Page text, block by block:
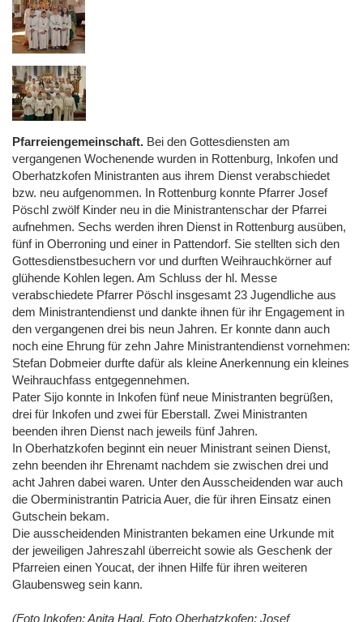
Pfarreiengemeinschaft. Bei den Gottesdiensten am
vergangenen Wochenende wurden in Rottenburg, Inkofen und
Oberhatzkofen Ministranten aus ihrem Dienst verabschiedet
bzw. neu aufgenommen. In Rottenburg konnte Pfarrer Josef
Pöschl zwölf Kinder neu in die Ministrantenschar der Pfarrei
aufnehmen. Sechs werden ihren Dienst in Rottenburg ausüben,
fünf in Oberroning und einer in Pattendorf. Sie stellten sich den
Gottesdienstbesuchern vor und durften Weihrauchkörner auf
glühende Kohlen legen. Am Schluss der hl. Messe
verabschiedete Pfarrer Pöschl insgesamt 23 Jugendliche aus
dem Ministrantendienst und dankte ihnen für ihr Engagement in
den vergangenen drei bis neun Jahren. Er konnte dann auch
noch eine Ehrung für zehn Jahre Ministrantendienst vornehmen:
Stefan Dobmeier durfte dafür als kleine Anerkennung ein kleines
Weihrauchfass entgegennehmen.
Pater Sijo konnte in Inkofen fünf neue Ministranten begrüßen,
drei für Inkofen und zwei für Eberstall. Zwei Ministranten
beenden ihren Dienst nach jeweils fünf Jahren.
In Oberhatzkofen beginnt ein neuer Ministrant seinen Dienst,
zehn beenden ihr Ehrenamt nachdem sie zwischen drei und
acht Jahren dabei waren. Unter den Ausscheidenden war auch
die Oberministrantin Patricia Auer, die für ihren Einsatz einen
Gutschein bekam.
Die ausscheidenden Ministranten bekamen eine Urkunde mit
der jeweiligen Jahreszahl überreicht sowie als Geschenk der
Pfarreien einen Youcat, der ihnen Hilfe für ihren weiteren
Glaubensweg sein kann.
(Foto Inkofen: Anita Hagl, Foto Oberhatzkofen: Josef